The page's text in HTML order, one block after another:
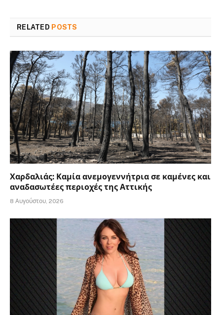
RELATED POSTS
Χαρδαλιάς: Καμία ανεμογεννήτρια σε καμένες και
αναδασωτέες περιοχές της Αττικής
8 Αυγούστου, 2026